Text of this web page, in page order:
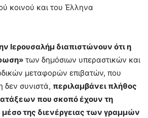
κοινού και του Έλληνα
Ιερουσαλήμ διαπιστώνουν ότι η
των δημόσιων υπεραστικών και
μεταφορών επιβατών, που
συνιστά, περιλαμβάνει πλήθος
που σκοπό έχουν τη
μέσο της διενέργειας των γραμμών